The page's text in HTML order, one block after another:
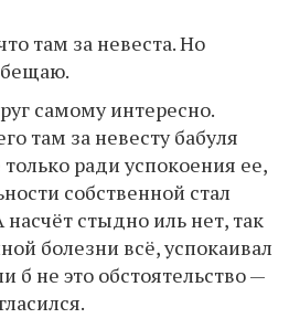
там за невеста. Но
самому интересно.
там за невесту бабуля
ради успокоения ее,
собственной стал
стыдно иль нет, так
болезни всё, успокаивал
б не это обстоятельство —